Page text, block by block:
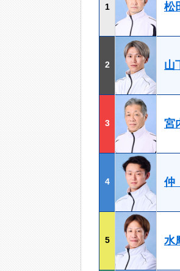
1
2
3 宮
4
5